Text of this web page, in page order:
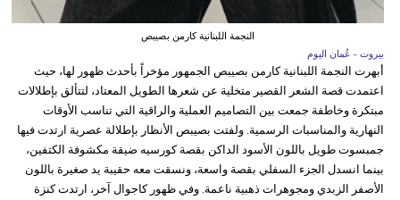
النجمة اللبنانية كارمن بصيبص
بيروت - عُمان اليوم
أبهرت النجمة اللبنانية كارمن بصيبص الجمهور مؤخراً بأحدث ظهور لها، حيث
اعتمدت قصة الشعر القصير متخلية عن شعرها الطويل المعتاد، لتتألق بإطلالات
مبتكرة وخاطفة جمعت بين التصاميم العملية والراقية التي تناسب الأوقات
النهارية والمناسبات الرسمية. ولفتت بصيبص الأنظار بإطلالة عصرية ارتدت فيها
جمبسوت طويل باللون الأسود الداكن بقصة كورسيه ضيقة مكشوفة الكتفين،
بينما انسدل الجزء السفلي بقصة واسعة، ونسقت معه حقيبة يد صغيرة باللون
الأصفر الزبدي ومجوهرات ذهبية ناعمة. وفي ظهور كاجوال آخر، ارتدت كنزة